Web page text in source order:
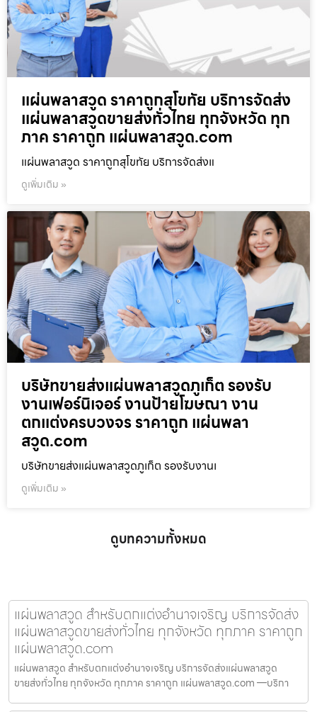
แผ่นพลาสวูด ราคาถูกสุโขทัย บริการจัดส่ง
แผ่นพลาสวูดขายส่งทั่วไทย ทุกจังหวัด ทุก
ภาค ราคาถูก แผ่นพลาสวูด.com
แผ่นพลาสวูด ราคาถูกสุโขทัย บริการจัดส่งแ
ดูเพิ่มเติม »
บริษัทขายส่งแผ่นพลาสวูดภูเก็ต รองรับ
งานเฟอร์นิเจอร์ งานป้ายโฆษณา งาน
ตกแต่งครบวงจร ราคาถูก แผ่นพลา
สวูด.com
บริษัทขายส่งแผ่นพลาสวูดภูเก็ต รองรับงานเ
ดูเพิ่มเติม »
ดูบทความทั้งหมด
แผ่นพลาสวูด สำหรับตกแต่งอำนาจเจริญ บริการจัดส่ง
แผ่นพลาสวูดขายส่งทั่วไทย ทุกจังหวัด ทุกภาค ราคาถูก
แผ่นพลาสวูด.com
แผ่นพลาสวูด สำหรับตกแต่งอำนาจเจริญ บริการจัดส่งแผ่นพลาสวูด
ขายส่งทั่วไทย ทุกจังหวัด ทุกภาค ราคาถูก แผ่นพลาสวูด.com —บริกา